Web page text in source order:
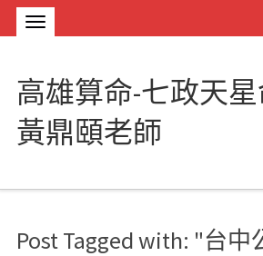
高雄算命-七政天
黃鼎頤老師
Post Tagged with: "台